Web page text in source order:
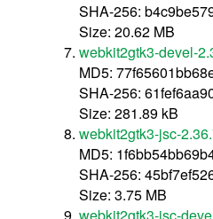
SHA-256:
Size: 20.62 MB
webkit2gtk3-devel-
MD5:
SHA-256:
Size: 281.89 kB
webkit2gtk3-jsc-
MD5:
SHA-256:
Size: 3.75 MB
webkit2gtk3-jsc-